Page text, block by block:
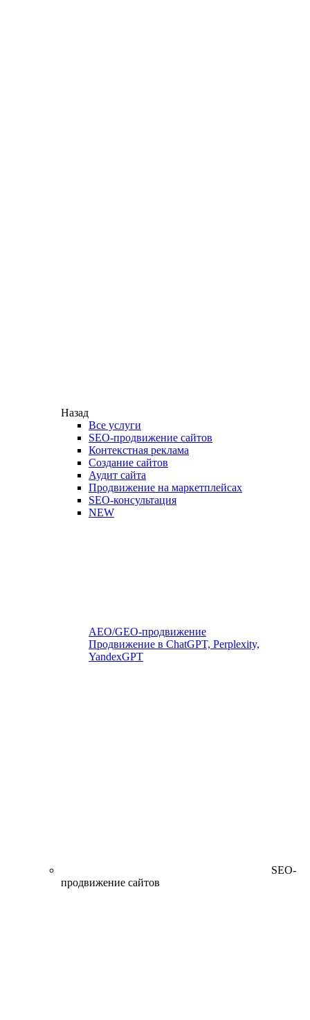
Назад
Все услуги
SEO-продвижение сайтов
Контекстная реклама
Создание сайтов
Аудит сайта
Продвижение на маркетплейсах
SEO-консультация
NEW
AEO/GEO-продвижение
Продвижение в ChatGPT, Perplexity,
YandexGPT
SEO-
продвижение сайтов